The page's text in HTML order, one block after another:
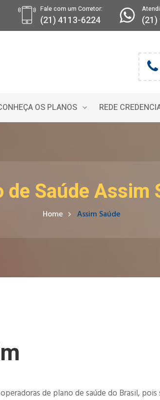
Fale com um Corretor:
(21) 4113-6224
OS PLANOS REDE
de Saúde Assim
Home Assim Saúde
de plano de saúde do Brasil, pois